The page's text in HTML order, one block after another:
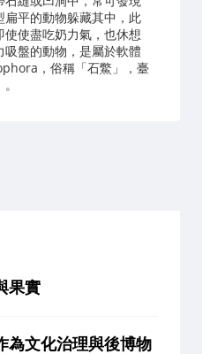
平的動物躲藏其中，此
使盡吃奶力氣，也休想
盤的動物，是屬於軟體
，俗稱「石鱉」，臺
果實
為文化治理與後博物